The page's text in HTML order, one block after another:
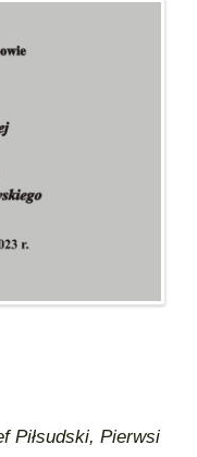
Piłsudski, Pierwsi